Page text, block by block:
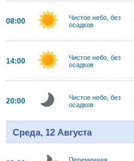
08:00
Чистое небо, без
осадков
14:00
Чистое небо, без
осадков
20:00
Чистое небо, без
осадков
Среда, 12 Августа
Переменная